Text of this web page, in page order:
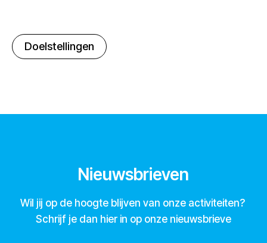
Doelstellingen
Nieuwsbrieven
Wil jij op de hoogte blijven van onze activiteiten?
Schrijf je dan hier in op onze nieuwsbrieve